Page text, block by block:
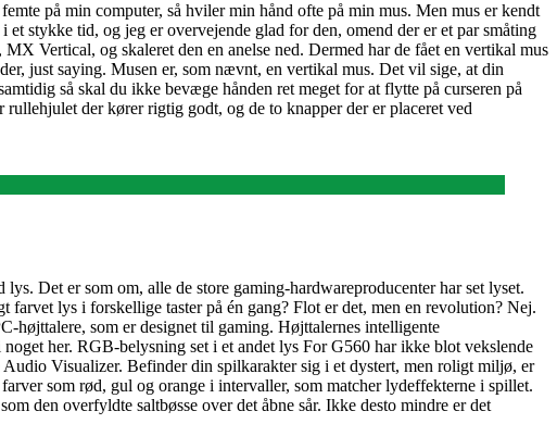
på min computer, så hviler min hånd ofte på min mus. Men mus er kendt
stykke tid, og jeg er overvejende glad for den, omend der er et par småting
Vertical, og skaleret den en anelse ned. Dermed har de fået en vertikal mus
just saying. Musen er, som nævnt, en vertikal mus. Det vil sige, at din
så skal du ikke bevæge hånden ret meget for at flytte på curseren på
der kører rigtig godt, og de to knapper der er placeret ved
Det er som om, alle de store gaming-hardwareproducenter har set lyset.
lys i forskellige taster på én gang? Flot er det, men en revolution? Nej.
højttalere, som er designet til gaming. Højttalernes intelligente
her. RGB-belysning set i et andet lys For G560 har ikke blot vekslende
Visualizer. Befinder din spilkarakter sig i et dystert, men roligt miljø, er
som rød, gul og orange i intervaller, som matcher lydeffekterne i spillet.
den overfyldte saltbøsse over det åbne sår. Ikke desto mindre er det